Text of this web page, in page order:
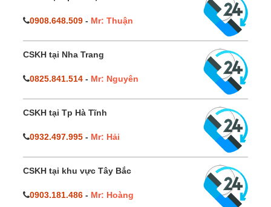
0908.648.509 - Mr: Thuận
CSKH tại Nha Trang
0825.841.514 - Mr: Nguyên
CSKH tại Tp Hà Tĩnh
0932.497.995 - Mr: Hải
CSKH tại khu vực Tây Bắc
0903.181.486 - Mr: Hoàng